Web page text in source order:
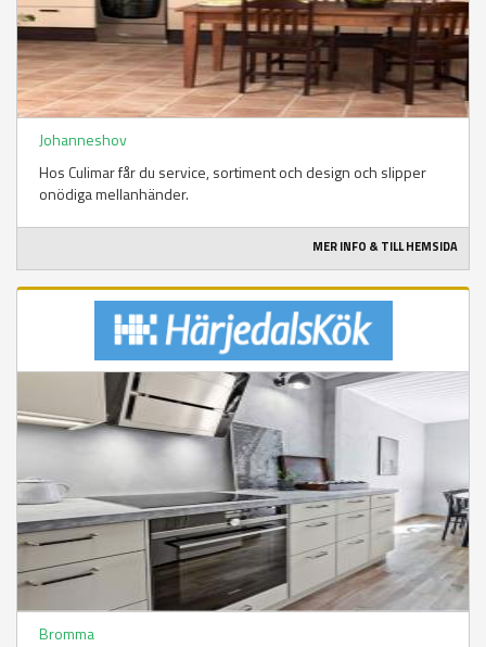
Johanneshov
Hos Culimar får du service, sortiment och design och slipper
onödiga mellanhänder.
MER INFO & TILL HEMSIDA
Bromma